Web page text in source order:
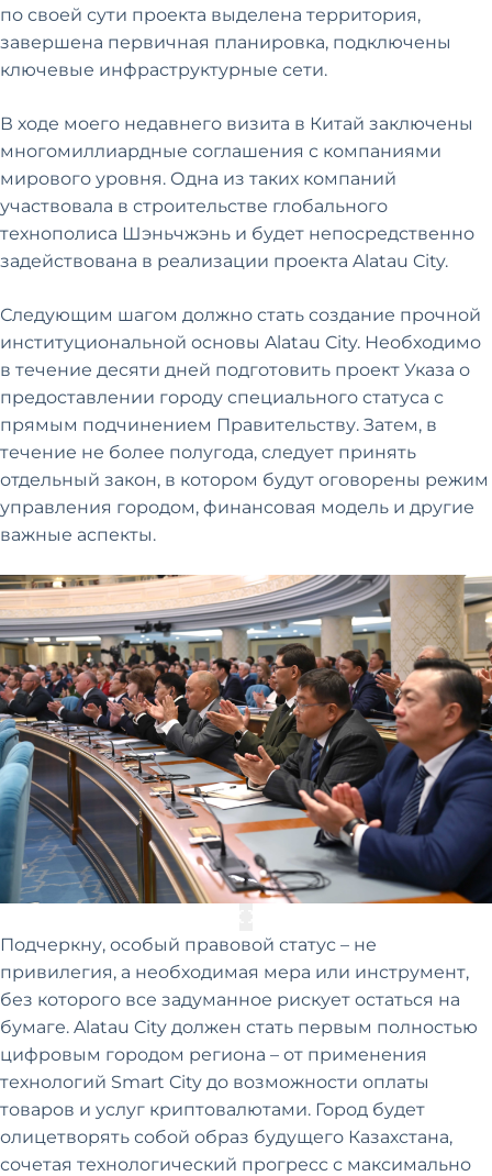
по своей сути проекта выделена территория,
завершена первичная планировка, подключены
ключевые инфраструктурные сети.
В ходе моего недавнего визита в Китай заключены
многомиллиардные соглашения с компаниями
мирового уровня. Одна из таких компаний
участвовала в строительстве глобального
технополиса Шэньчжэнь и будет непосредственно
задействована в реализации проекта Alatau City.
Следующим шагом должно стать создание прочной
институциональной основы Alatau City. Необходимо
в течение десяти дней подготовить проект Указа о
предоставлении городу специального статуса с
прямым подчинением Правительству. Затем, в
течение не более полугода, следует принять
отдельный закон, в котором будут оговорены режим
управления городом, финансовая модель и другие
важные аспекты.
Подчеркну, особый правовой статус – не
привилегия, а необходимая мера или инструмент,
без которого все задуманное рискует остаться на
бумаге. Alatau City должен стать первым полностью
цифровым городом региона – от применения
технологий Smart City до возможности оплаты
товаров и услуг криптовалютами. Город будет
олицетворять собой образ будущего Казахстана,
сочетая технологический прогресс с максимально